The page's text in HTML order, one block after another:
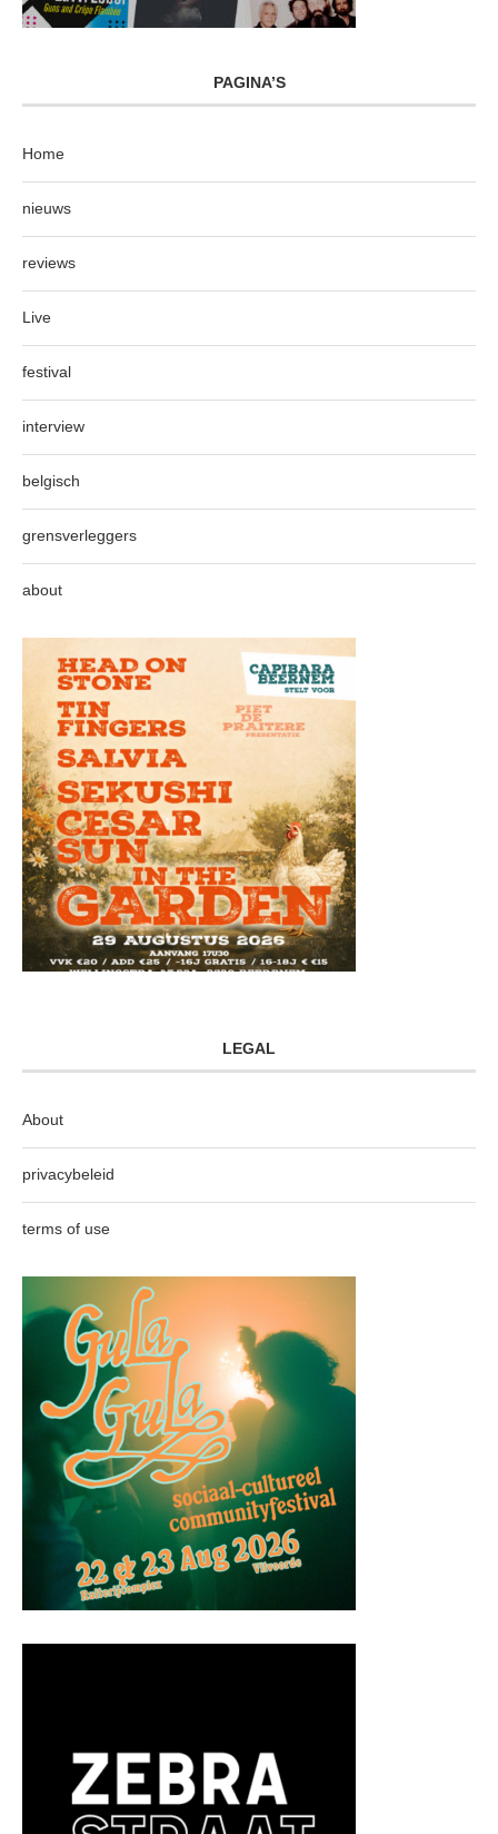
PAGINA’S
Home
nieuws
reviews
Live
festival
interview
belgisch
grensverleggers
about
LEGAL
About
privacybeleid
terms of use